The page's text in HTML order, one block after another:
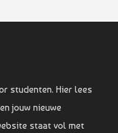
studenten. Hier lees
jouw nieuwe
staat vol met